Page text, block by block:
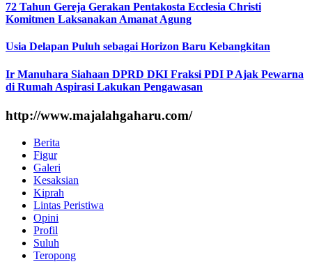
72 Tahun Gereja Gerakan Pentakosta Ecclesia Christi
Komitmen Laksanakan Amanat Agung
Usia Delapan Puluh sebagai Horizon Baru Kebangkitan
Ir Manuhara Siahaan DPRD DKI Fraksi PDI P Ajak Pewarna
di Rumah Aspirasi Lakukan Pengawasan
http://www.majalahgaharu.com/
Berita
Figur
Galeri
Kesaksian
Kiprah
Lintas Peristiwa
Opini
Profil
Suluh
Teropong